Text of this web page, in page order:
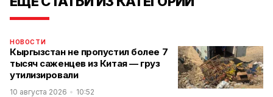
НОВОСТИ
Кыргызстан не пропустил более 7
тысяч саженцев из Китая — груз
утилизировали
10 августа 2026 10:52